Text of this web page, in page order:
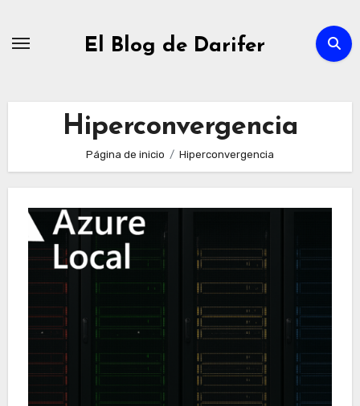
El Blog de Darifer
Hiperconvergencia
Página de inicio Hiperconvergencia